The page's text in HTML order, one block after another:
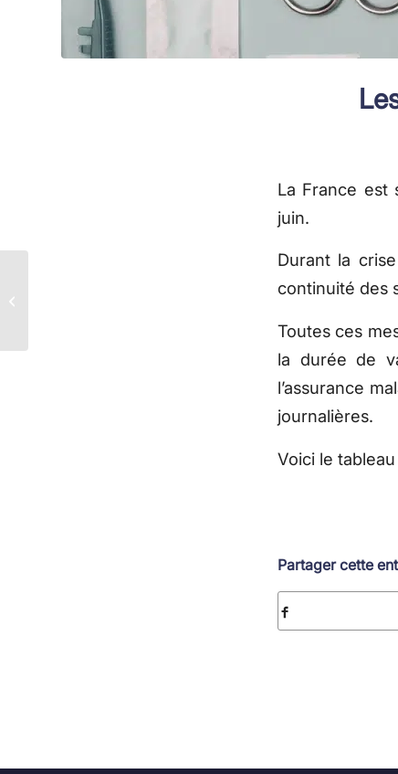
La France est
juin.
Durant la
continuité des
Toutes ces
la durée de
l’assurance
journalières.
Voici le
Partager cette